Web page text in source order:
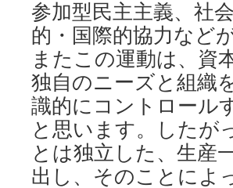
参加型民主主義、社
的・国際的協力など
またこの運動は、資
独自のニーズと組織
識的にコントロール
と思います。したが
とは独立した、生産
出し、そのことによ